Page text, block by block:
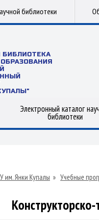
библиотеки
БИБЛИОТЕКА
Электронный каталог
библиотеки
им. Янки Купалы » Учебные